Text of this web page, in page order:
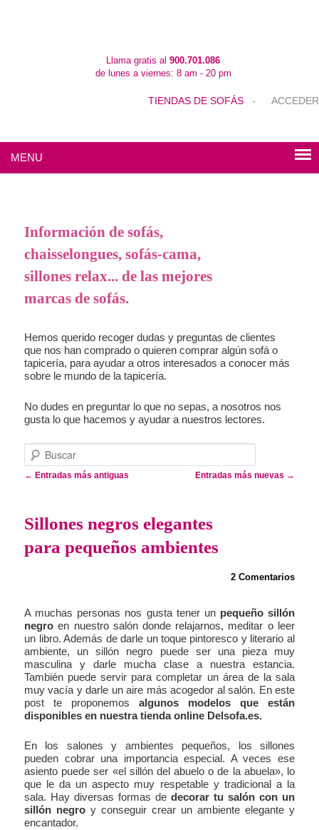
Llama gratis al 900.701.086
de lunes a viernes: 8 am - 20 pm
TIENDAS DE SOFÁS - ACCEDER
MENU
Información de sofás,
chaisselongues, sofás-cama,
sillones relax... de las mejores
marcas de sofás.
Hemos querido recoger dudas y preguntas de clientes
que nos han comprado o quieren comprar algún sofá o
tapicería, para ayudar a otros interesados a conocer más
sobre le mundo de la tapicería.
No dudes en preguntar lo que no sepas, a nosotros nos
gusta lo que hacemos y ayudar a nuestros lectores.
Buscar
Navegación de entradas
← Entradas más antiguas Entradas más nuevas →
Sillones negros elegantes
para pequeños ambientes
2 Comentarios
A muchas personas nos gusta tener un pequeño sillón
negroen nuestro salón donde relajarnos, meditar o leer
un libro. Además de darle un toque pintoresco y literario al
ambiente, un sillón negro puede ser una pieza muy
masculina y darle mucha clase a nuestra estancia.
También puede servir para completar un área de la sala
muy vacía y darle un aire más acogedor al salón. En este
post te proponemos algunos modelos que están
disponibles en nuestra tienda online Delsofa.es.
En los salones y ambientes pequeños, los sillones
pueden cobrar una importancia especial. A veces ese
asiento puede ser «el sillón del abuelo o de la abuela», lo
que le da un aspecto muy respetable y tradicional a la
sala. Hay diversas formas de decorar tu salón con un
sillón negro y conseguir crear un ambiente elegante y
encantador.